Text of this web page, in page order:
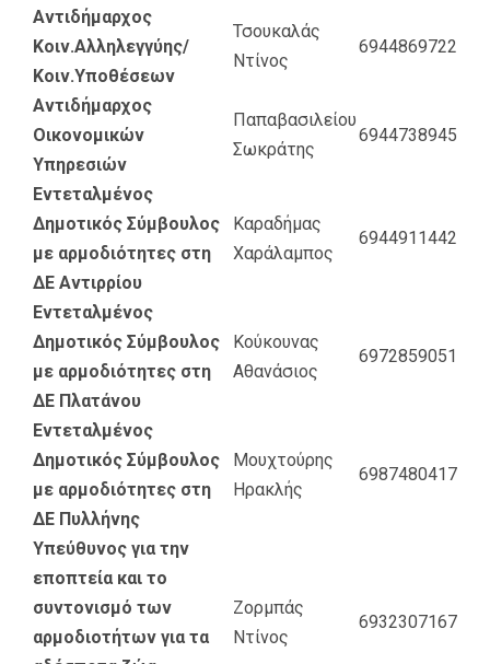
Αντιδήμαρχος
Κοιν.Αλληλεγγύης/
Κοιν.Υποθέσεων
Τσουκαλάς
Ντίνος
6944869722
Αντιδήμαρχος
Οικονομικών
Υπηρεσιών
Παπαβασιλείου
Σωκράτης
6944738945
Εντεταλμένος
Δημοτικός Σύμβουλος
με αρμοδιότητες στη
ΔΕ Αντιρρίου
Καραδήμας
Χαράλαμπος
6944911442
Εντεταλμένος
Δημοτικός Σύμβουλος
με αρμοδιότητες στη
ΔΕ Πλατάνου
Κούκουνας
Αθανάσιος
6972859051
Εντεταλμένος
Δημοτικός Σύμβουλος
με αρμοδιότητες στη
ΔΕ Πυλλήνης
Μουχτούρης
Ηρακλής
6987480417
Υπεύθυνος για την
εποπτεία και το
συντονισμό των
αρμοδιοτήτων για τα
Ζορμπάς
Ντίνος
6932307167